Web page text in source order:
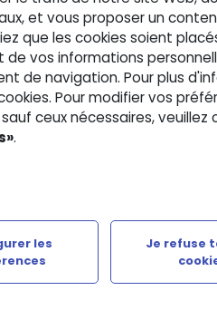
, étape cruciale pour débuter
comprenez ses multiples
accéder à divers outils et
fichiers et les paramètres avec
et extensions
rapide à des fonctions utiles.
visuel.
pour améliorer l'efficacité de
utilisées.
et vous proposer un
que les cookies soient
vos informations
de navigation. Pour plus
Pour modifier vos
ceux nécessaires, veuillez
.
les
Je refuse